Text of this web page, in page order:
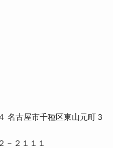
名古屋市千種区東山元町３
－２１１１